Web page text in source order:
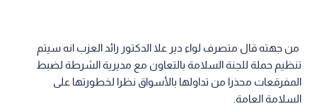
من جهته قال متصرف لواء دير علا الدكتور رائد العزب انه سيتم
تنظيم حملة للجنة السلامة بالتعاون مع مديرية الشرطة لضبط
المفرقعات محذرا من تداولها بالأسواق نظرا لخطورتها على
السلامة العامة.